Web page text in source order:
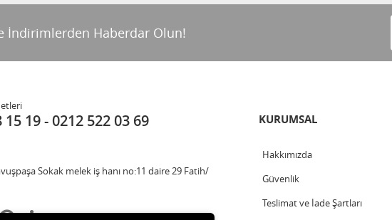
İndirimlerden Haberdar Olun!
15 19 0212 522 03 69
Sokak melek iş hanı no:11 daire 29 Fatih/
KURUMSAL
Hakkımızda
Güvenlik
Teslimat ve İade Şartları